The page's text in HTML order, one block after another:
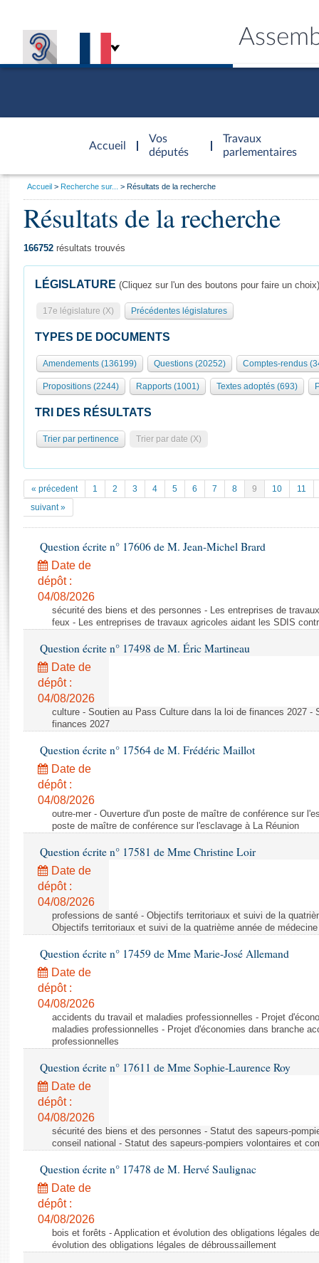
Accueil
d'accueil
Vos
députés
Travaux
parlementaires
Présidence
577 députés
Groupes politiques
Séance publique
Commissions et autres organes
Europe et International
Pétitions
Documents parlementaires
Projets de loi
Propositions de loi
Amendements
Textes adoptés
Rapports d'information
Rapports législatifs
Rapports sur l'application des lois
Baromètre de l’application des lois
Dossiers législatifs
Budget et sécurité sociale
Questions écrites et orales
Comptes rendus des débats
Général
Rôle et pouvoirs de l'Assemblée
Organisation de l'Assemblée
Présidence Conférence des Présidents Bureau Collège des
Statistiques et chiffres clés
Documents de référence
( Constitution | Règlement de l'Assemblée ... )
Histoire
Juniors
Anciennes législatures
Liens vers les sites publics
Visiter l'Assemblée
Visite virtuelle du palais Bourbon
Assister à une séance
La Bibliothèque
Les archives
Photos libres de droit
Vous
Accueil Recherche sur... Résultats de la recherche
Résultats de la recherche
166752 résultats trouvés
LÉGISLATURE (Cliquez sur l'un des boutons pour faire un choix)
17e législature (X) Précédentes législatures
TYPES DE DOCUMENTS
Amendements (136199) Questions (20252) Comptes-rendus
Propositions (2244) Rapports (1001) Textes adoptés (693)
TRI DES RÉSULTATS
Trier par pertinence Trier par date (X)
« précedent 1 2 3 4 5 6 7 8 9 10
11
suivant »
Question écrite n° 17606 de M. Jean-Michel Brard
Date de
dépôt :
04/08/2026
sécurité des biens et des personnes - Les entreprises de
feux - Les entreprises de travaux agricoles aidant les SDIS
Question écrite n° 17498 de M. Éric Martineau
Date de
dépôt :
04/08/2026
culture - Soutien au Pass Culture dans la loi de finances 2027 -
finances 2027
Question écrite n° 17564 de M. Frédéric Maillot
Date de
dépôt :
04/08/2026
outre-mer - Ouverture d'un poste de maître de conférence sur
poste de maître de conférence sur l'esclavage à La Réunion
Question écrite n° 17581 de Mme Christine Loir
Date de
dépôt :
04/08/2026
professions de santé - Objectifs territoriaux et suivi de la
Objectifs territoriaux et suivi de la quatrième année de médecine
Question écrite n° 17459 de Mme Marie-José Allemand
Date de
dépôt :
04/08/2026
accidents du travail et maladies professionnelles - Projet
maladies professionnelles - Projet d'économies dans branche
professionnelles
Question écrite n° 17611 de Mme Sophie-Laurence Roy
Date de
dépôt :
04/08/2026
sécurité des biens et des personnes - Statut des sapeurs-
conseil national - Statut des sapeurs-pompiers volontaires et
Question écrite n° 17478 de M. Hervé Saulignac
Date de
dépôt :
04/08/2026
bois et forêts - Application et évolution des obligations légales
évolution des obligations légales de débroussaillement